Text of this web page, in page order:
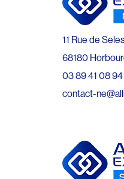
11 Rue de
68180
03 89 41 08 94
contact-